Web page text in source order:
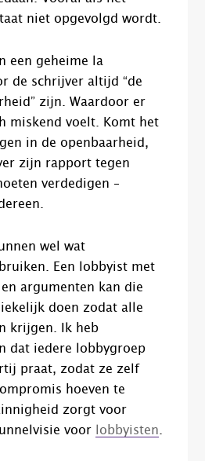
niet opgevolgd wordt.
een geheime la
de schrijver altijd “de
zijn. Waardoor er
miskend voelt. Komt het
in de openbaarheid,
zijn rapport tegen
verdedigen –
wel wat
Een lobbyist met
argumenten kan die
doen zodat alle
krijgen. Ik heb
dat iedere lobbygroep
praat, zodat ze zelf
hoeven te
zorgt voor
voor
lobbyisten.